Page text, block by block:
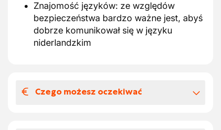
Znajomość języków: ze względów
bezpieczeństwa bardzo ważne jest, abyś
dobrze komunikował się w języku
niderlandzkim
Czego możesz oczekiwać